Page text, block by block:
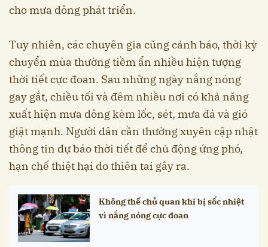
cho mưa dông phát triển.
Tuy nhiên, các chuyên gia cũng cảnh báo, thời kỳ
chuyển mùa thường tiềm ẩn nhiều hiện tượng
thời tiết cực đoan. Sau những ngày nắng nóng
gay gắt, chiều tối và đêm nhiều nơi có khả năng
xuất hiện mưa dông kèm lốc, sét, mưa đá và gió
giật mạnh. Người dân cần thường xuyên cập nhật
thông tin dự báo thời tiết để chủ động ứng phó,
hạn chế thiệt hại do thiên tai gây ra.
Không thể chủ quan khi bị sốc nhiệt
vì nắng nóng cực đoan